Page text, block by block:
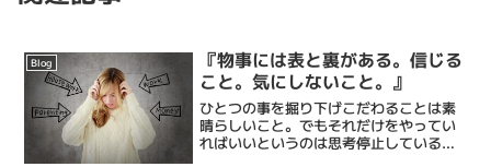
Blog
『物事には表と裏がある。信じる
こと。気にしないこと。』
ひとつの事を掘り下げこだわることは素
晴らしいこと。でもそれだけをやってい
ればいいというのは思考停止していると